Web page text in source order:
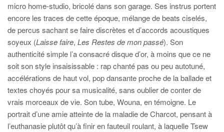
micro home-studio, bricolé dans son garage. Ses instrus portent
encore les traces de cette époque, mélange de beats ciselés,
de percus sachant se faire discrètes et d’accords acoustiques
soyeux (Laisse faire, Les Restes de mon passé). Son
authenticité simple l’a consacré disque d’or, à moins que ce ne
soit son style insaisissable : rap chanté pas ou peu autotuné,
accélérations de haut vol, pop dansante proche de la ballade et
textes choyés pour sa musicalité, sans oublier de conter de
vrais morceaux de vie. Son tube, Wouna, en témoigne. Le
portrait d’une amie atteinte de la maladie de Charcot, pensant à
l’euthanasie plutôt qu’à finir en fauteuil roulant, à laquelle Tsew